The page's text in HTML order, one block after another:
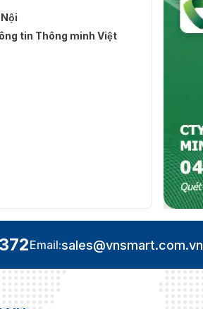
tin Thông minh Việt
Email:sales@vnsmart.com.vn